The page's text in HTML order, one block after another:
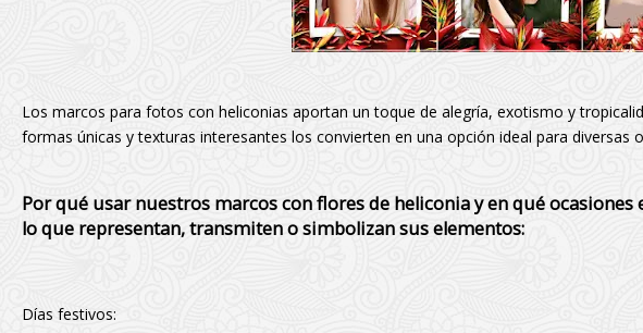
Los marcos para fotos con heliconias aportan un toque de alegría, exotismo y
formas únicas y texturas interesantes los convierten en una opción ideal para diversas
Por qué usar nuestros marcos con flores de heliconia y en qué ocasiones
lo que representan, transmiten o simbolizan sus elementos:
Días festivos: